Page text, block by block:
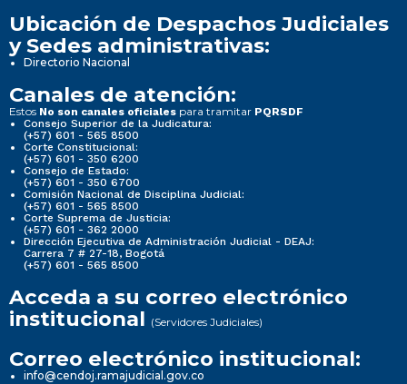
Ubicación de Despachos Judiciales
y Sedes administrativas:
Directorio Nacional
Canales de atención:
Estos No son canales oficiales para tramitar PQRSDF
Consejo Superior de la Judicatura:
(+57) 601 - 565 8500
Corte Constitucional:
(+57) 601 - 350 6200
Consejo de Estado:
(+57) 601 - 350 6700
Comisión Nacional de Disciplina Judicial:
(+57) 601 - 565 8500
Corte Suprema de Justicia:
(+57) 601 - 362 2000
Dirección Ejecutiva de Administración Judicial - DEAJ:
Carrera 7 # 27-18, Bogotá
(+57) 601 - 565 8500
Acceda a su correo electrónico
institucional (Servidores Judiciales)
Correo electrónico institucional:
info@cendoj.ramajudicial.gov.co